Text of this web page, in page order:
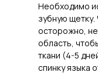
Необходимо
зубную щетку.
осторожно,
область,
ткани (4-5
спинку языка